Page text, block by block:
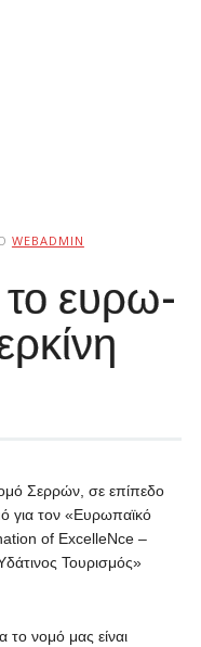
WEBADMIN
ευρω-
Σερρών, σε επίπεδο
για τον «Ευρωπαϊκό
of ExcelleNce –
Τουρισμός»
το νομό μας είναι